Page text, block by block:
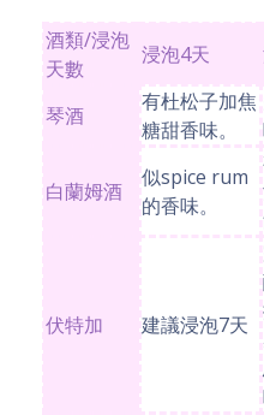
酒類/浸泡
天數
浸泡4天
琴酒
有杜松子加焦
糖甜香味。
白蘭姆酒
似spice rum
的香味。
伏特加 建議浸泡7天